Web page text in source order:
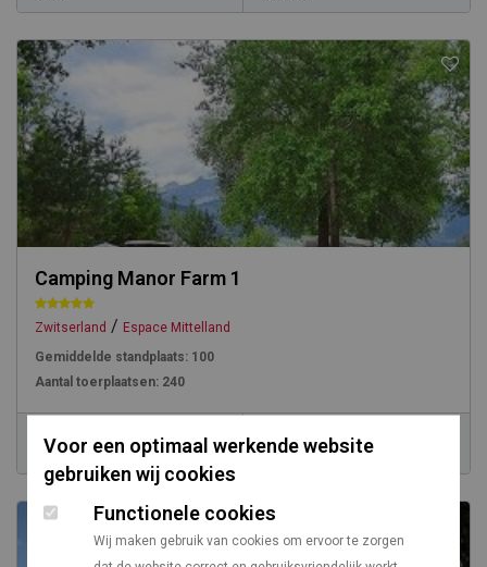
Voor een optimaal werkende website
gebruiken wij cookies
Functionele cookies
Wij maken gebruik van cookies om ervoor te zorgen
Camping Manor Farm 1
Zwitserland / Espace Mittelland
Gemiddelde standplaats: 100
Aantal toerplaatsen: 240
€ 45,00
833 km